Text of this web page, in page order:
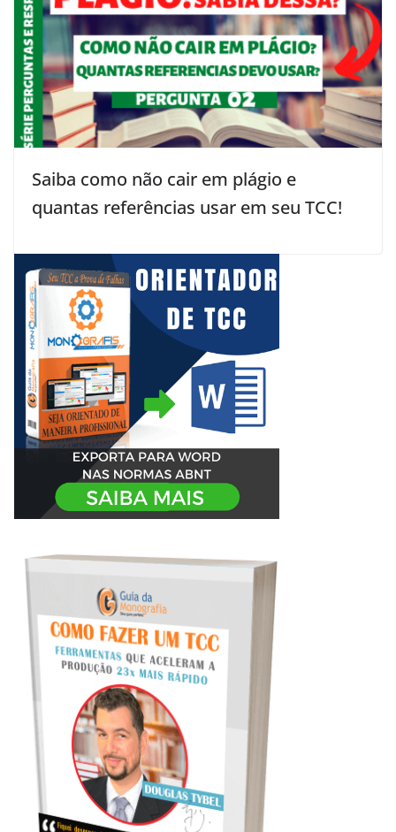
Saiba como não cair em plágio e
quantas referências usar em seu TCC!